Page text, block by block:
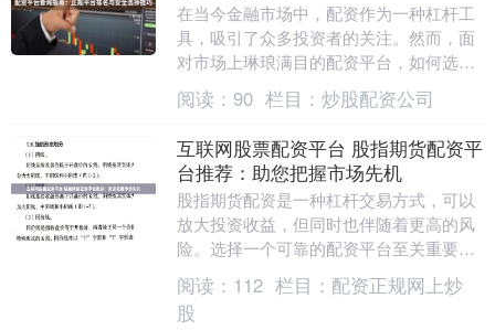
在当今金融市场中，配资作为一种杠杆工
具，吸引了众多投资者的关注。然而，面
对市场上琳琅满目的配资平台，如何选择
一个正规、安全的平台成为投资者面临的
首要问题。本文将....
阅读： 90 栏目： 炒股配资公司
互联网股票配资平台 股指期货配资平
台推荐：助您把握市场先机
股指期货配资是一种杠杆交易方式，可以
放大投资收益，但同时也伴随着更高的风
险。选择一个可靠的配资平台至关重要互
联网股票配资平台，它可以帮助您把握市
场先机，实现投资....
阅读： 112 栏目： 配资正规网上炒
股